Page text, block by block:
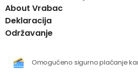
About Vrabac
Deklaracija
Održavanje
Omogućeno sigurno plaćanje